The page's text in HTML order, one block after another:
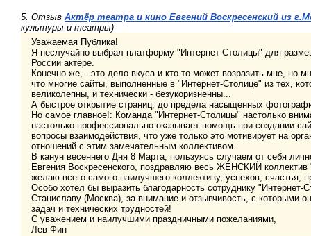
5. Отзыв Актёр театра и кино Евгений Воскресенский из
культуры и театры)
Уважаемая Публика!
Я неслучайно выбрал платформу "Интернет-Столицы" для
России актёре.
Конечно же, - это дело вкуса и кто-то может возразить мне, но
что многие сайты, выполненные в "Интернет-Столице" из тех,
великолепны, и технически - безукоризненны...
А быстрое открытие страниц, до предела насыщенных
Но самое главное!: Команда "Интернет-Столицы" настолько
настолько профессионально оказывает помощь при создании
вопросы взаимодействия, что уже только это мотивирует на
отношений с этим замечательным коллективом.
В канун весеннего Дня 8 Марта, пользуясь случаем от себя
Евгения Воскресенского, поздравляю весь ЖЕНСКИЙ
желаю всего самого наилучшего коллективу, успехов, счастья,
Особо хотел бы выразить благодарность сотруднику "Интернет-
Станиславу (Москва), за внимание и отзывчивость, с которыми
задач и технических трудностей!
С уважением и наилучшими праздничными пожеланиями,
Лев Фин